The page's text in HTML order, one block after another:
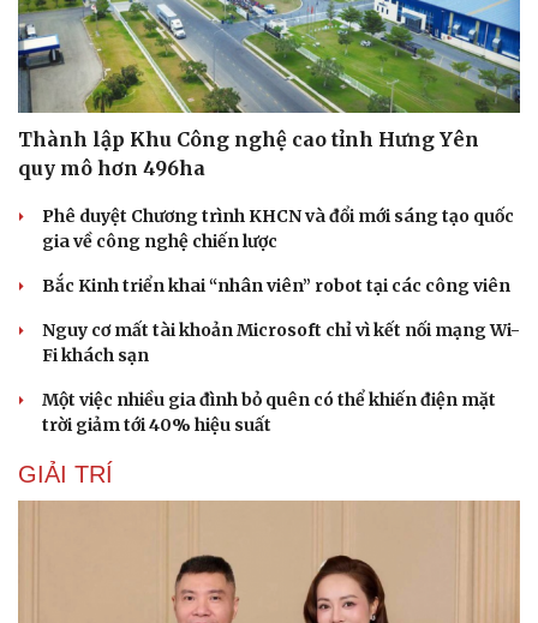
Thành lập Khu Công nghệ cao tỉnh Hưng Yên
quy mô hơn 496ha
Phê duyệt Chương trình KHCN và đổi mới sáng tạo quốc
gia về công nghệ chiến lược
Bắc Kinh triển khai “nhân viên” robot tại các công viên
Nguy cơ mất tài khoản Microsoft chỉ vì kết nối mạng Wi-
Fi khách sạn
Một việc nhiều gia đình bỏ quên có thể khiến điện mặt
trời giảm tới 40% hiệu suất
GIẢI TRÍ